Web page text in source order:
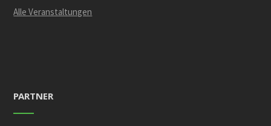
Alle Veranstaltungen
PARTNER